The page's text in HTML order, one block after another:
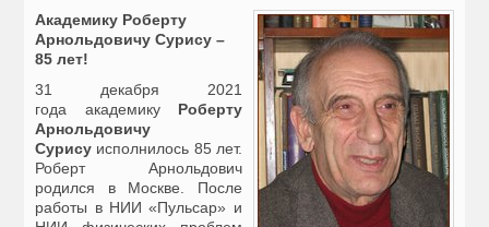
Академику Роберту
Арнольдовичу Сурису –
85 лет!
31 декабря 2021
года академику Роберту
Арнольдовичу
Сурису исполнилось 85 лет.
Роберт Арнольдович
родился в Москве. После
работы в НИИ «Пульсар» и